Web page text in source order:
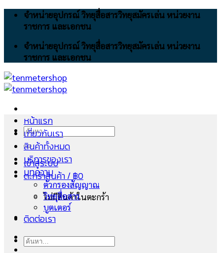
Skip
จำหน่ายอุปกรณ์ วิทยุสื่อสารวิทยุสมัครเล่น หน่วยงาน
ราชการ และเอกชน
จำหน่ายอุปกรณ์ วิทยุสื่อสารวิทยุสมัครเล่น หน่วยงาน
ราชการ และเอกชน
ค้นหา:
เข้าสู่ระบบ
ตะกร้าสินค้า /฿0
ไม่มีสินค้าในตะกร้า
หน้าแรก
เกี่ยวกับเรา
สินค้าทั้งหมด
บริการของเรา
บทความ
ตัวกรองสัญญาณ
วิทยุสื่อสาร
บูตเตอร์
ติดต่อเรา
ค้นหา: